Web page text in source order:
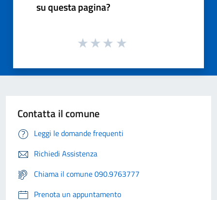
su questa pagina?
Contatta il comune
Leggi le domande frequenti
Richiedi Assistenza
Chiama il comune 090.9763777
Prenota un appuntamento